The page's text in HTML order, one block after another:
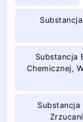
Substancja
Chemicznej,
Substancja